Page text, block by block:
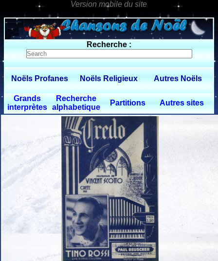
0 $limitbot 1 $limittot 2
Recherche :
Noëls Profanes Noëls Religieux Autres Noëls
Grands
interprètes
Recherche
alphabetique
Partitions Autres sites